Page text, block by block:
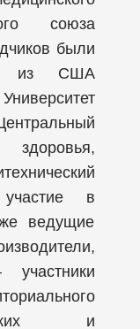
союза
были
из США
здоровья,
участие в
ведущие
и